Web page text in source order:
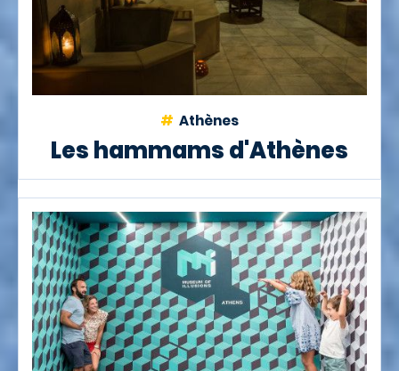
Athènes
Les hammams d'Athènes